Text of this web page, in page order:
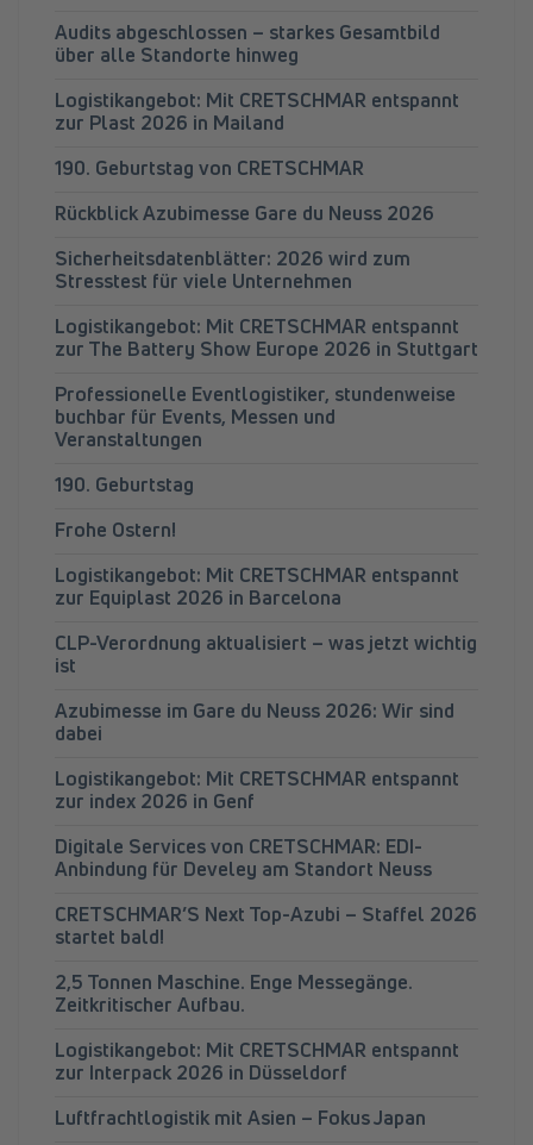
Audits abgeschlossen – starkes Gesamtbild
über alle Standorte hinweg
Logistikangebot: Mit CRETSCHMAR entspannt
zur Plast 2026 in Mailand
190. Geburtstag von CRETSCHMAR
Rückblick Azubimesse Gare du Neuss 2026
Sicherheitsdatenblätter: 2026 wird zum
Stresstest für viele Unternehmen
Logistikangebot: Mit CRETSCHMAR entspannt
zur The Battery Show Europe 2026 in Stuttgart
Professionelle Eventlogistiker, stundenweise
buchbar für Events, Messen und
Veranstaltungen
190. Geburtstag
Frohe Ostern!
Logistikangebot: Mit CRETSCHMAR entspannt
zur Equiplast 2026 in Barcelona
CLP-Verordnung aktualisiert – was jetzt wichtig
ist
Azubimesse im Gare du Neuss 2026: Wir sind
dabei
Logistikangebot: Mit CRETSCHMAR entspannt
zur index 2026 in Genf
Digitale Services von CRETSCHMAR: EDI-
Anbindung für Develey am Standort Neuss
CRETSCHMAR’S Next Top-Azubi – Staffel 2026
startet bald!
2,5 Tonnen Maschine. Enge Messegänge.
Zeitkritischer Aufbau.
Logistikangebot: Mit CRETSCHMAR entspannt
zur Interpack 2026 in Düsseldorf
Luftfrachtlogistik mit Asien – Fokus Japan